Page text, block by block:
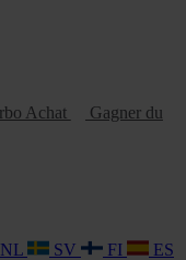
Achat
Gagner du
NL SV FI
ES